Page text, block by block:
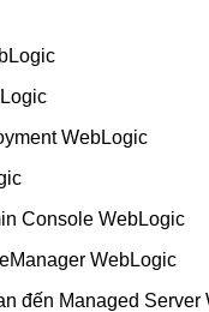
WebLogic
Console WebLogic
WebLogic
đến Managed Server